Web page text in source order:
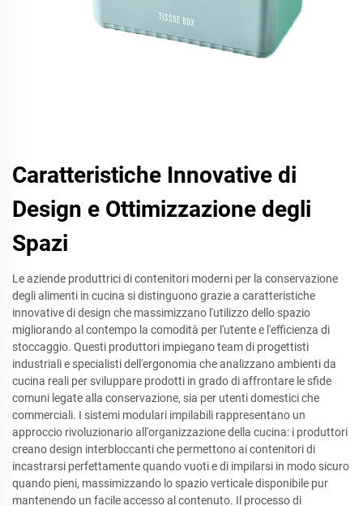
Caratteristiche Innovative di
Design e Ottimizzazione degli
Spazi
Le aziende produttrici di contenitori moderni per la conservazione
degli alimenti in cucina si distinguono grazie a caratteristiche
innovative di design che massimizzano l'utilizzo dello spazio
migliorando al contempo la comodità per l'utente e l'efficienza di
stoccaggio. Questi produttori impiegano team di progettisti
industriali e specialisti dell'ergonomia che analizzano ambienti da
cucina reali per sviluppare prodotti in grado di affrontare le sfide
comuni legate alla conservazione, sia per utenti domestici che
commerciali. I sistemi modulari impilabili rappresentano un
approccio rivoluzionario all'organizzazione della cucina: i produttori
creano design interbloccanti che permettono ai contenitori di
incastrarsi perfettamente quando vuoti e di impilarsi in modo sicuro
quando pieni, massimizzando lo spazio verticale disponibile pur
mantenendo un facile accesso al contenuto. Il processo di